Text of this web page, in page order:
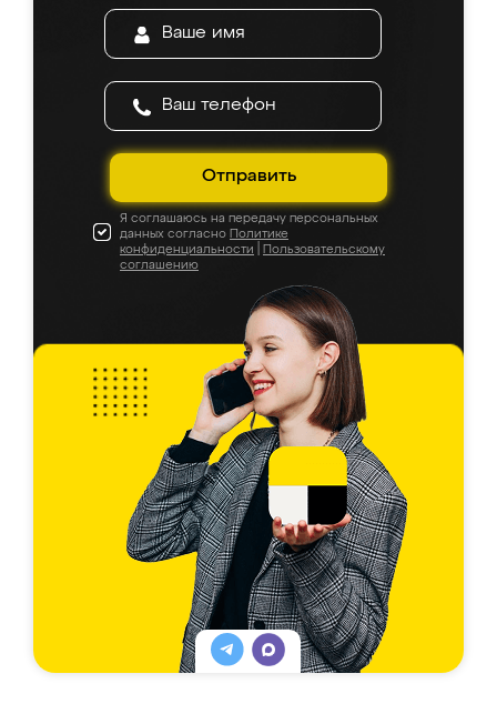
Отправить
Я соглашаюсь на передачу персональных
данных согласно Политике
конфиденциальности
Пользовательскому
соглашению